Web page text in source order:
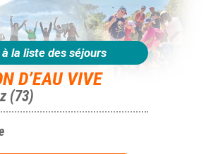
la liste des séjours
D’EAU VIVE
(73)